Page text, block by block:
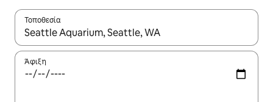
Τοποθεσία
Όταν τα αποτελέσματα είναι διαθέσιμα, μπορείτε να
Άφιξη